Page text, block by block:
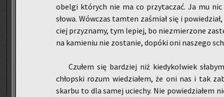
obe­lgi któ­rych nie ma co przy­ta­czać. Ja mu nic
słowa. Wów­czas tam­ten za­śmiał się i
ciej przy­zna­my, tym le­piej, bo nie­zmie­rzo­ne
na ka­mie­niu nie zo­sta­nie, do­pó­ki oni na­sze­go
Czu­łem się bar­dziej niż kie­dy­kol­wiek
chłop­ski rozum wie­dzia­łem, że oni nas i tak
skar­bu to dla samej ucie­chy. Nie po­wie­dzia­łem